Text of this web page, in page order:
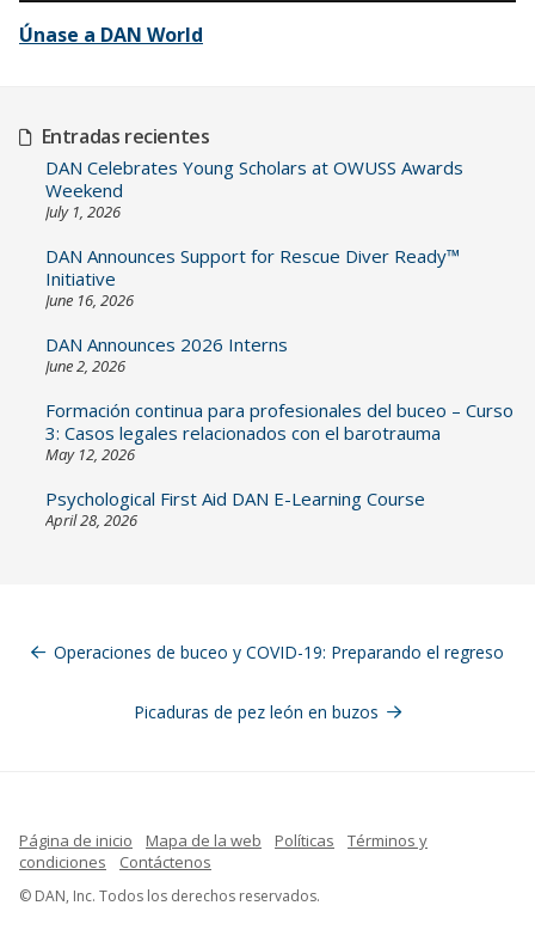
Únase a DAN World
Entradas recientes
DAN Celebrates Young Scholars at OWUSS Awards
Weekend
July 1, 2026
DAN Announces Support for Rescue Diver Ready™
Initiative
June 16, 2026
DAN Announces 2026 Interns
June 2, 2026
Formación continua para profesionales del buceo – Curso
3: Casos legales relacionados con el barotrauma
May 12, 2026
Psychological First Aid DAN E-Learning Course
April 28, 2026
de
Picaduras de pez león en buzos
Operaciones de buceo y COVID-19: Preparando el regreso
Página de inicio Mapa de la web Políticas
Términos y
condiciones
Contáctenos
© DAN, Inc. Todos los derechos reservados.